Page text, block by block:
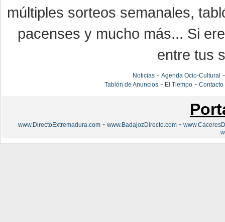
múltiples sorteos semanales,
pacenses y mucho más... Si
entre tus
Noticias- Agenda Ocio-Cultural
Tablón de Anuncios- El Tiempo- Contacto
www.DirectoExtremadura.com - www.BadajozDirecto.com -